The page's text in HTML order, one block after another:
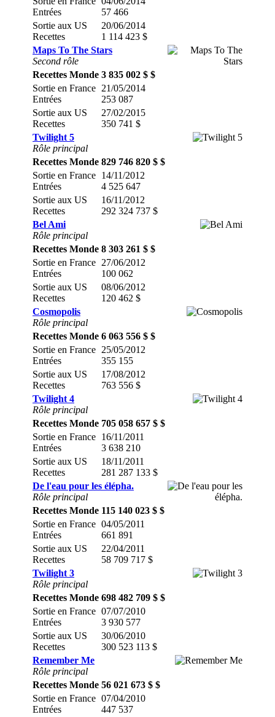
Entrées
57 466
Sortie aux US
Recettes
20/06/2014
1 114 423 $
Maps To The Stars
Second rôle
Recettes Monde 3 835 002 $ $
Sortie en France
Entrées
21/05/2014
253 087
Sortie aux US
Recettes
27/02/2015
350 741 $
Twilight 5
Rôle principal
Recettes Monde 829 746 820 $ $
Sortie en France
Entrées
14/11/2012
4 525 647
Sortie aux US
Recettes
16/11/2012
292 324 737 $
Bel Ami
Rôle principal
Recettes Monde 8 303 261 $ $
Sortie en France
Entrées
27/06/2012
100 062
Sortie aux US
Recettes
08/06/2012
120 462 $
Cosmopolis
Rôle principal
Recettes Monde 6 063 556 $ $
Sortie en France
Entrées
25/05/2012
355 155
Sortie aux US
Recettes
17/08/2012
763 556 $
Twilight 4
Rôle principal
Recettes Monde 705 058 657 $ $
Sortie en France
Entrées
16/11/2011
3 638 210
Sortie aux US
Recettes
18/11/2011
281 287 133 $
De l'eau pour les élépha.
Rôle principal
Recettes Monde 115 140 023 $ $
Sortie en France
Entrées
04/05/2011
661 891
Sortie aux US
Recettes
22/04/2011
58 709 717 $
Twilight 3
Rôle principal
Recettes Monde 698 482 709 $ $
Sortie en France
Entrées
07/07/2010
3 930 577
Sortie aux US
Recettes
30/06/2010
300 523 113 $
Remember Me
Rôle principal
Recettes Monde 56 021 673 $ $
Sortie en France
Entrées
07/04/2010
447 537